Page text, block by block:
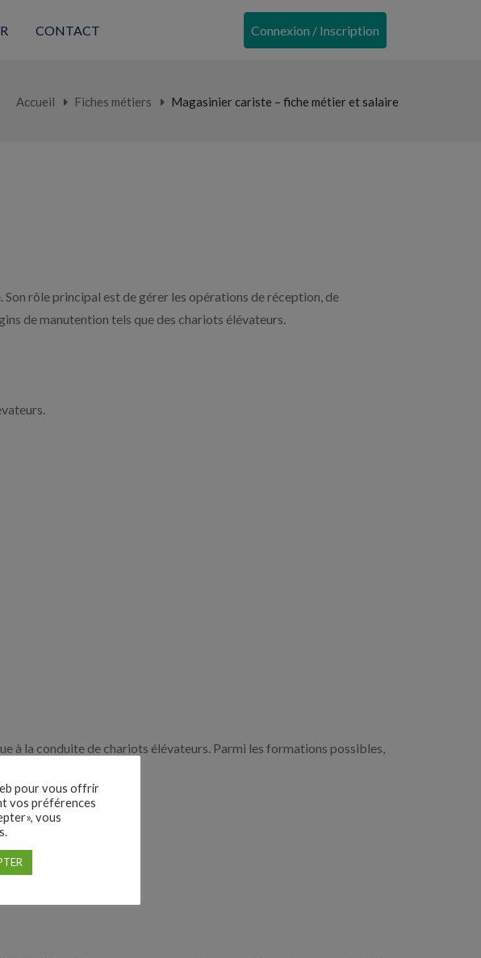
CONTACT Connexion / Inscription
Accueil Fiches métiers Magasinier cariste – fiche métier et salaire
rôle principal est de gérer les opérations de réception, de
de manutention tels que des chariots élévateurs.
à la conduite de chariots élévateurs. Parmi les formations possibles,
pour vous offrir
vos préférences
vous